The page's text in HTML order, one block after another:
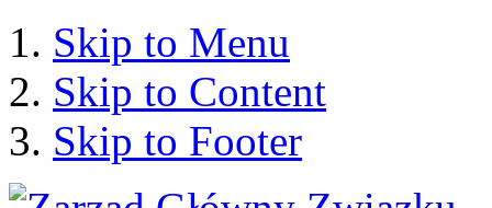
Skip to Menu
Skip to Content
Skip to Footer